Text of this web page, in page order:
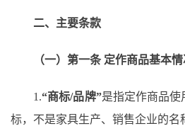
二、主要条款
（一）第一条 定作商品基本情
1.“商标/品牌”是指定作商品使
标，不是家具生产、销售企业的名